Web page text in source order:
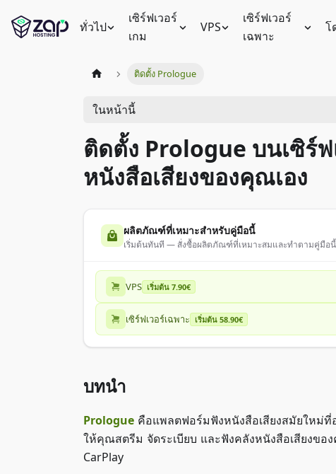
ทั่วไป
เซิร์ฟเวอร์
เกม
VPS
เซิร์ฟเวอร์
เฉพาะ
โ
ติดตั้ง Prologue
ในหน้านี้
ติดตั้ง Prologue บนเซิร์
หนังสือเสียงของคุณเอง
ผลิตภัณฑ์ที่เหมาะสำหรับคู่มือนี้
เริ่มต้นทันที — สั่งซื้อผลิตภัณฑ์ที่เหมาะสมและทำตามคู่มือ
VPS เริ่มต้น 7.90€
เซิร์ฟเวอร์เฉพาะ เริ่มต้น 58.90€
บทนำ
Prologue คือแพลตฟอร์มฟังหนังสือเสียงสมัยใหม่ที่
ให้คุณสตรีม จัดระเบียบ และฟังคลังหนังสือเสียงข
CarPlay